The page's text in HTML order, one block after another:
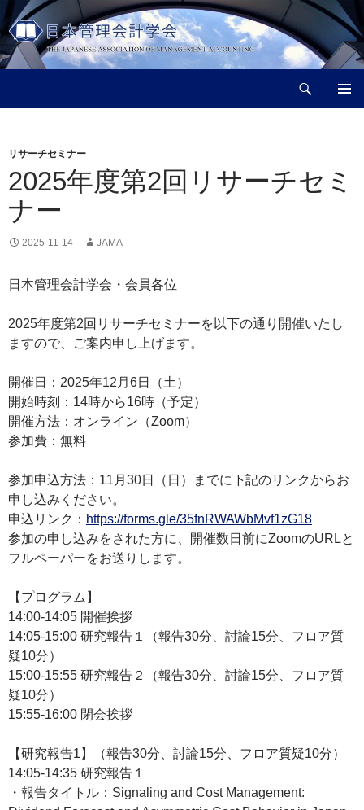
コ
ン
ン
へ
プ
リサーチセミナー
2025年度第2回リサーチセミ
ナー
2025-11-14 JAMA
日本管理会計学会・会員各位
2025年度第2回リサーチセミナーを以下の通り開催いたし
ますので、ご案内申し上げます。
開催日：2025年12月6日（土）
開始時刻：14時から16時（予定）
開催方法：オンライン（Zoom）
参加費：無料
参加申込方法：11月30日（日）までに下記のリンクからお
申し込みください。
申込リンク： https://forms.gle/35fnRWAWbMvf1zG18
参加の申し込みをされた方に、開催数日前にZoomのURLと
フルペーパーをお送りします。
【プログラム】
14:00-14:05 開催挨拶
14:05-15:00 研究報告１（報告30分、討論15分、フロア質
疑10分）
15:00-15:55 研究報告２（報告30分、討論15分、フロア質
疑10分）
15:55-16:00 閉会挨拶
【研究報告1】（報告30分、討論15分、フロア質疑10分）
14:05-14:35 研究報告１
・報告タイトル：Signaling and Cost Management: